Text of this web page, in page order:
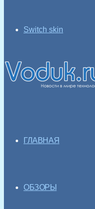
Switch skin
ГЛАВНАЯ
ОБЗОРЫ